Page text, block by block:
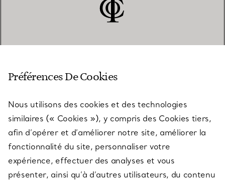
SERVICES
À PROPOS
Préférences De Cookies
Nous utilisons des cookies et des technologies
similaires (« Cookies »), y compris des Cookies tiers,
afin d’opérer et d’améliorer notre site, améliorer la
fonctionnalité du site, personnaliser votre
expérience, effectuer des analyses et vous
présenter, ainsi qu’à d’autres utilisateurs, du contenu